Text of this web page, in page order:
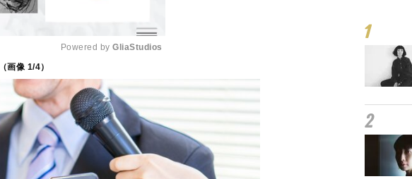
M
u
t
e
Powered by GliaStudios
画像 1/4）